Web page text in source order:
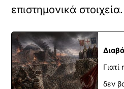
επιστημονικά στοιχεία.
Γιατί
δεν